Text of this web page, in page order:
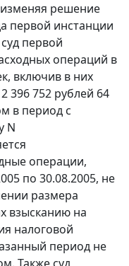
решение
первой инстанции
первой
операций в
включив в них
396 752 рублей 64
в период с
N
операции,
по 30.08.2005, не
размера
взысканию на
налоговой
период не